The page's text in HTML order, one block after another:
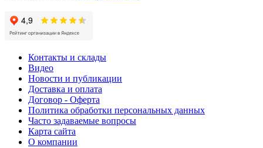
Контакты и склады
Видео
Новости и публикации
Доставка и оплата
Договор - Оферта
Политика обработки персональных данных
Часто задаваемые вопросы
Карта сайта
О компании